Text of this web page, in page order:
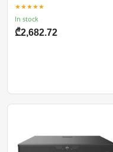
★★★★★
In stock
₾2,682.72